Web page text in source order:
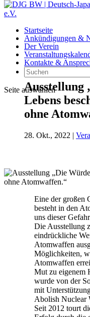
Startseite
Ankündigungen &
Der Verein
Kontakte &
Seite auswählen
Ausstellung
Lebens
ohne
28. Okt., 2022 |
Eine der großen
besteht in den
uns dieser
Die Ausstellung
eindrückliche
Atomwaffen
Möglichkeiten,
Atomwaffen
Mut zu eigenem
wurde von der
mit
Abolish Nuclear
Seit 2012 tourt